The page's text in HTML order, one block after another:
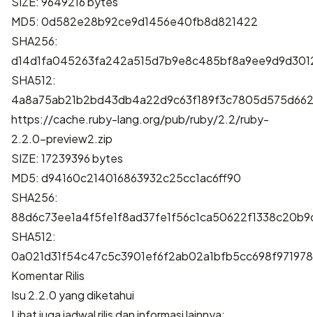
MD5: 0d582e28b92ce9d1456e40fb8d821422
SHA256:
SHA512:
https://cache.ruby-lang.org/pub/ruby/2.2/ruby-
2.2.0-preview2.zip
SIZE: 17239396 bytes
MD5: d94160c214016863932c25cc1ac6ff90
SHA256:
SHA512:
Komentar Rilis
Isu 2.2.0 yang diketahui